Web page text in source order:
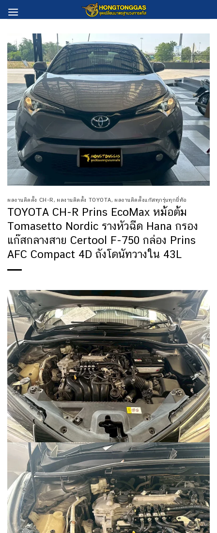
to
ผลงานติดตั้ง CH-R , ผลงานติดตั้ง TOYOTA, ผลงานติดตั้งแก๊สทุกรุ่นทุกยี่ห้อ
TOYOTA CH-R Prins EcoMax หม้อต้ม
Tomasetto Nordic รางหัวฉีด Hana กรอง
แก๊สกลางสาย Certool F-750 กล่อง Prins
AFC Compact 4D ถังโดนัทวางใน 43L